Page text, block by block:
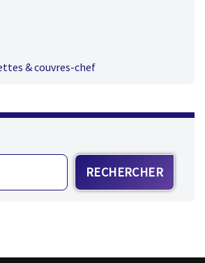
& couvres-chef
RECHERCHER